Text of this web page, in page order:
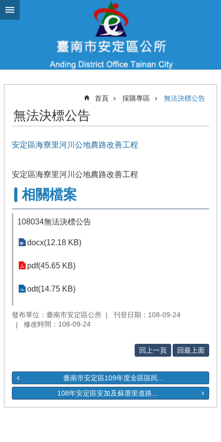
跳到主要內容區塊
首頁 採購專區 無法決標公告
無法決標公告
安定區海寮里河川公地農路改善工程
安定區海寮里河川公地農路改善工程
相關檔案
108034無法決標公告
docx(12.18 KB)
pdf(45.65 KB)
odt(14.75 KB)
發布單位：臺南市安定區公所
刊登日期：108-09-24
修改時間：108-09-24
回上一頁 回最上面
臺南市安定區109年度全區區民...
108年安定區安加及蘇厝里道路...